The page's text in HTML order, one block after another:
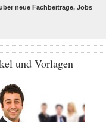
neue Fachbeiträge, Jobs
und Vorlagen